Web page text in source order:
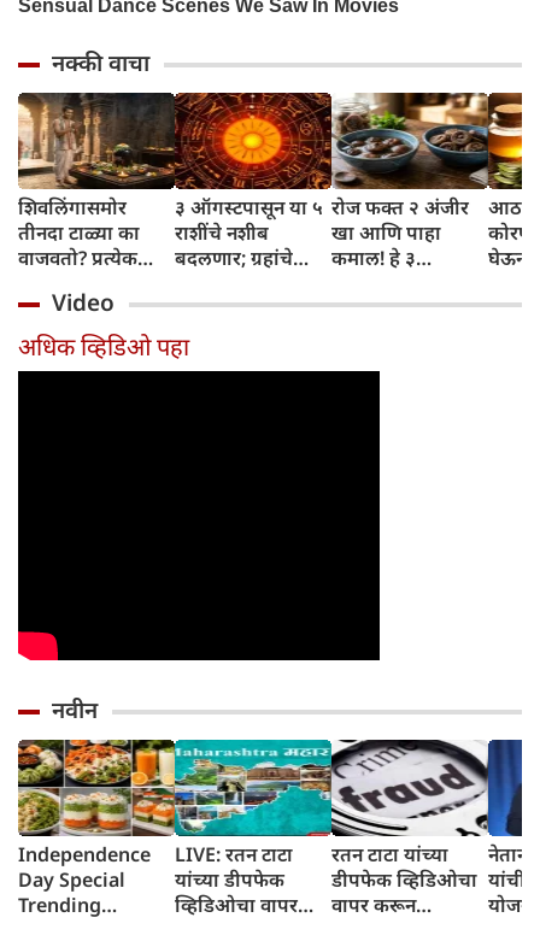
नक्की वाचा
शिवलिंगासमोर
तीनदा टाळ्या का
वाजवतो? प्रत्येक
जाणून घ्या
३ ऑगस्टपासून या ५
राशींचे नशीब
बदलणार; ग्रहांचे
संपतील आणि शुभ
दिवसांची सुरुवात
होईल
रोज फक्त २ अंजीर
खा आणि पाहा
कमाल! हे ३
तुम्हाला ठाऊक
घेऊन
Video
अधिक व्हिडिओ पहा
नवीन
Independence
Day Special
Trending
LIVE: रतन टाटा
यांच्या डीपफेक
व्हिडिओचा वापर
रतन टाटा यांच्या
डीपफेक व्हिडिओचा
वापर करून
यांची